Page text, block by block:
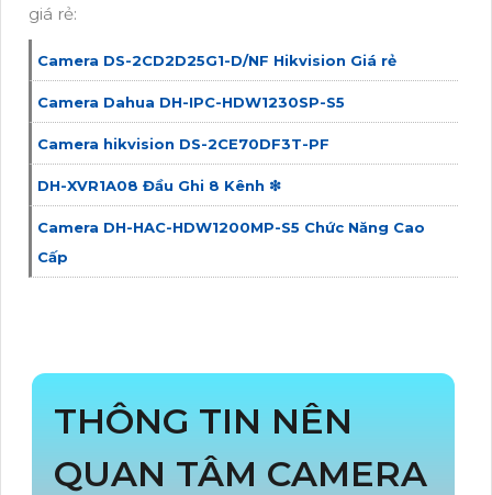
giá rẻ:
Camera DS-2CD2D25G1-D/NF Hikvision Giá rẻ
Camera Dahua DH-IPC-HDW1230SP-S5
Camera hikvision DS-2CE70DF3T-PF
DH-XVR1A08 Đầu Ghi 8 Kênh ❇
Camera DH-HAC-HDW1200MP-S5 Chức Năng Cao
Cấp
THÔNG TIN NÊN
QUAN TÂM CAMERA